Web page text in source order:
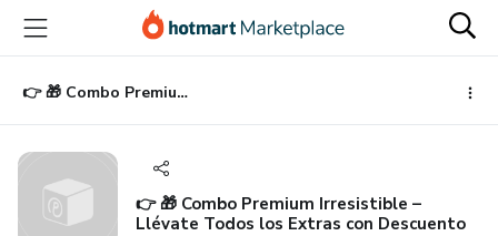
principal
página
de
página
👉 🎁 Combo Premium Irresistible – Llévate Todos los Extras con Descuento
👉 🎁 Combo Premium Irresistible –
Llévate Todos los Extras con Descuento